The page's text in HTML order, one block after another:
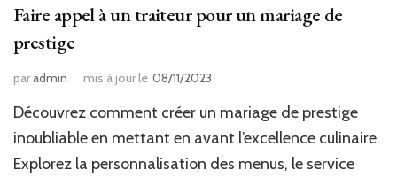
Faire appel à un traiteur pour un mariage de
prestige
paradmin mis à jour le 08/11/2023
Découvrez comment créer un mariage de prestige
inoubliable en mettant en avant l’excellence culinaire.
Explorez la personnalisation des menus, le service